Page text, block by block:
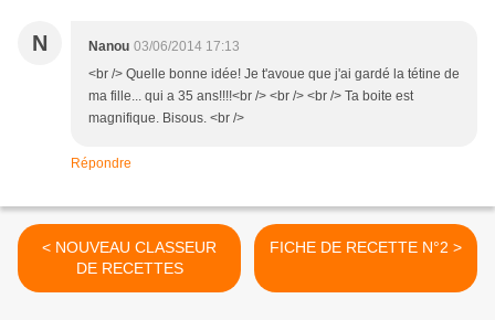
N Nanou 03/06/2014 17:13
<br /> Quelle bonne idée! Je t'avoue que j'ai gardé la tétine de
ma fille... qui a 35 ans!!!!<br /> <br /> <br /> Ta boite est
magnifique. Bisous. <br />
Répondre
< NOUVEAU CLASSEUR
DE RECETTES
FICHE DE RECETTE N°2 >